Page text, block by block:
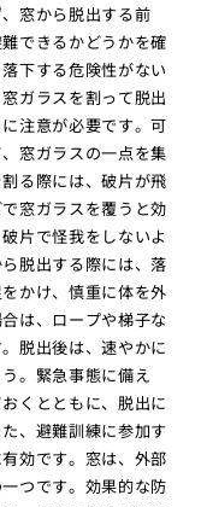
窓から脱出する前
できるかどうかを確
下する危険性がない
ガラスを割って脱出
注意が必要です。可
窓ガラスの一点を集
る際には、破片が飛
窓ガラスを覆うと効
片で怪我をしないよ
脱出する際には、落
かけ、慎重に体を外
は、ロープや梯子な
脱出後は、速やかに
。緊急事態に備え
くとともに、脱出に
、避難訓練に参加す
効です。窓は、外部
つです。効果的な防